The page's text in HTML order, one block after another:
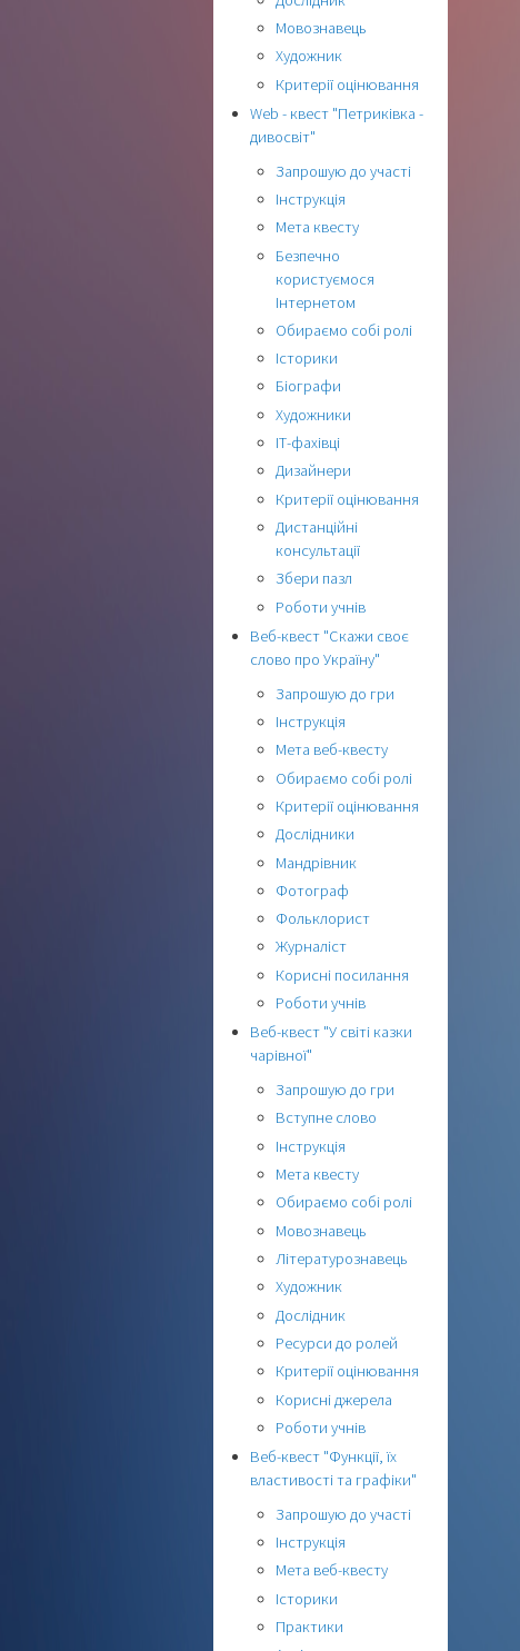
Мовознавець
Художник
Критерії оцінювання
Web - квест "Петриківка -
дивосвіт"
Запрошую до участі
Інструкція
Мета квесту
Безпечно
користуємося
Інтернетом
Обираємо собі ролі
Історики
Біографи
Художники
ІТ-фахівці
Дизайнери
Критерії оцінювання
Дистанційні
консультації
Збери пазл
Роботи учнів
Веб-квест "Скажи своє
слово про Україну"
Запрошую до гри
Інструкція
Мета веб-квесту
Обираємо собі ролі
Критерії оцінювання
Дослідники
Мандрівник
Фотограф
Фольклорист
Журналіст
Корисні посилання
Роботи учнів
Веб-квест "У світі казки
чарівної"
Запрошую до гри
Вступне слово
Інструкція
Мета квесту
Обираємо собі ролі
Мовознавець
Літературознавець
Художник
Дослідник
Ресурси до ролей
Критерії оцінювання
Корисні джерела
Роботи учнів
Веб-квест "Функції, їх
властивості та графіки"
Запрошую до участі
Інструкція
Мета веб-квесту
Історики
Практики